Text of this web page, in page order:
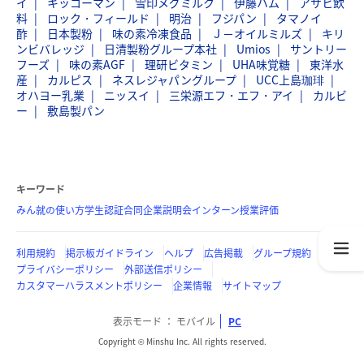
料
ロック・フィールド 明治 フジパン
タマノイ
酢
日本製粉 味の素冷凍食品 Ｊ－オイルミルズ
キリ
ンビバレッジ
日清製粉グループ本社 Umios
サントリー
フーズ
味の素AGF 理研ビタミン UHA味覚糖
東洋水
産
カルピス ネスレジャパングループ
UCC上島珈琲
オハヨー乳業
ニッスイ 三栄源エフ・エフ・アイ
カルビ
ー
敷島製パン
キーワード
みん就の使い方学生認証合同企業説明会インターン授業評価
利用規約 掲示板ガイドライン ヘルプ 広告掲載
グループ規約
プライバシーポリシー
外部送信ポリシー
カスタマーハラスメントポリシー
企業情報 サイトマップ
表示モード モバイル PC
Copyright © Minshu Inc. All rights reserved.